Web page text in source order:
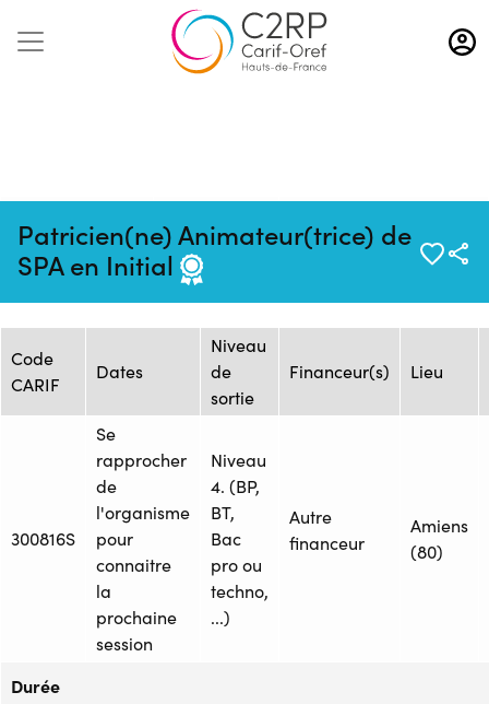
Aller
au
contenu
Patricien(ne) Animateur(trice) de
SPA en Initial
06/01/2025
1483372
TERRADE AMIENS
Session de formation
Code
CARIF
Dates
Niveau
de
sortie
Financeur(s) Lieu
300816S
Se
rapprocher
de
l'organisme
pour
connaitre
la
prochaine
session
Niveau
4. (BP,
BT,
Bac
pro ou
techno,
...)
Autre
financeur
Amiens
(80)
Durée